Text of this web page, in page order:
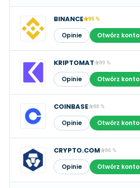
BINANCE 95 %
Opinie Otwórz konto
KRIPTOMAT 89 %
Opinie Otwórz konto
COINBASE 88 %
Opinie Otwórz konto
CRYPTO.COM 86 %
Opinie Otwórz konto